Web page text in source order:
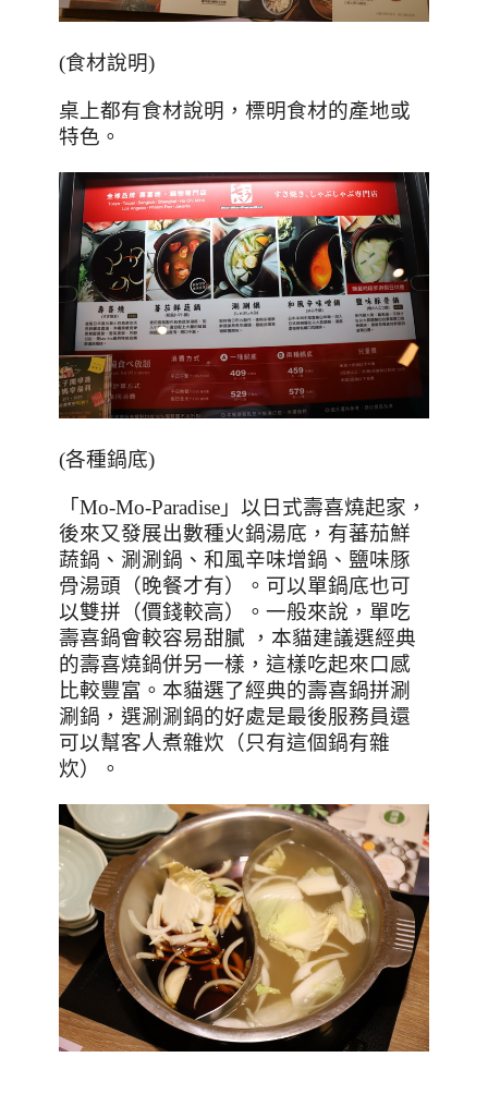
(食材說明)
桌上都有食材說明，標明食材的產地或
特色。
(各種鍋底)
「 Mo-Mo-Paradise 」以日式壽喜燒起家，
後來又發展出數種火鍋湯底，有蕃茄鮮
蔬鍋、涮涮鍋、和風辛味增鍋、鹽味豚
骨湯頭（晚餐才有）。可以單鍋底也可
以雙拼（價錢較高）。一般來說， 單吃
壽喜鍋會較容易甜膩 ，本貓建議選經典
的壽喜燒鍋併另一樣，這樣吃起來口感
比較豐富。 本貓選了經典的壽喜鍋拼涮
涮鍋，選涮涮鍋的好處是最後服務員還
可以幫客人煮雜炊（只有這個鍋有雜
炊）。